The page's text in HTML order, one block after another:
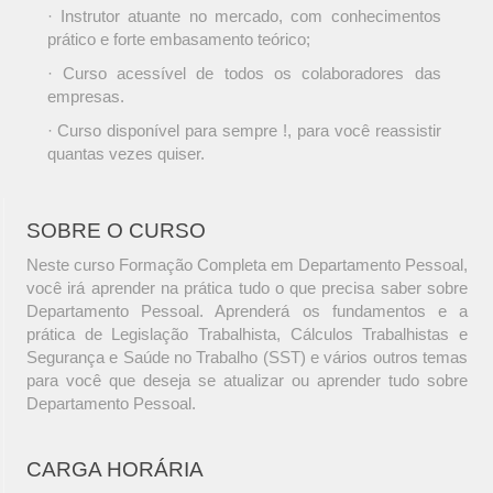
· Instrutor atuante no mercado, com conhecimentos
prático e forte embasamento teórico;
· Curso acessível de todos os colaboradores das
empresas.
· Curso disponível para sempre !, para você reassistir
quantas vezes quiser.
SOBRE O CURSO
Neste curso Formação Completa em Departamento Pessoal,
você irá aprender na prática tudo o que precisa saber sobre
Departamento Pessoal. Aprenderá os fundamentos e a
prática de Legislação Trabalhista, Cálculos Trabalhistas e
Segurança e Saúde no Trabalho (SST) e vários outros temas
para você que deseja se atualizar ou aprender tudo sobre
Departamento Pessoal.
CARGA HORÁRIA